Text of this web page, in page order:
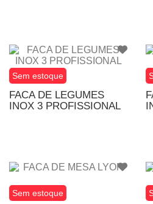
Sem estoque
FACA DE LEGUMES
INOX 3 PROFISSIONAL
Sem estoque